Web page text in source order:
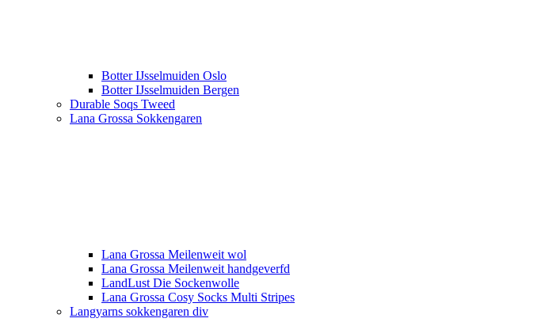
Botter IJsselmuiden Oslo
Botter IJsselmuiden Bergen
Durable Soqs Tweed
Lana Grossa Sokkengaren
Lana Grossa Meilenweit wol
Lana Grossa Meilenweit handgeverfd
LandLust Die Sockenwolle
Lana Grossa Cosy Socks Multi Stripes
Langyarns sokkengaren div